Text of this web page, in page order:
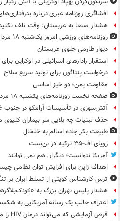
سرنگون‌کردن پهپاد اوکراینی با آتش
افشاگری روزنامه عبری درباره
هشدار صنعا به عربستان: وقت تلف
روزنامه‌های ورزشی امروز یک‌شنبه ۱۸ مرداد ۱۴۰۵
دیوار طارمی جلوی عربستان
استقرار رادارهای اسرائیلی در اوکراین
درخواست پنتاگون برای تولید سریع سلاح
مقاومت یمن؛ دو خیز اساسی
صفحه نخست روزنامه‌های یکشنبه ۱۸ مرداد ۱۴۰۵
آتش‌سوزی در تأسیسات آرامکو در جنوب
حذف لبنیات چه بلایی سر بیماران کلیوی
طبیعت بکر جاده اسالم به خلخال
رویای اف-۳۵ ترکیه در بن‌بست
آمریکا نتوانست؛ دیگران هم نمی توانند
اهداف ژاپن برای افزایش توان نظامی
ترس کارشناس کویتی از تسلط ایران بر
هشدار پلیس تهران بزرگ به
اعتراف جالب یک رسانه آمریکایی به
قرص آزمایشی که می‌تواند درمان HIV را متحول کند